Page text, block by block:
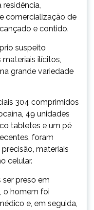
comercialização de
e contido.
suspeito
ilícitos,
grande variedade
304 comprimidos
49 unidades
tabletes e um pé
foram
materiais
celular.
ser preso em
o homem foi
e, em seguida,